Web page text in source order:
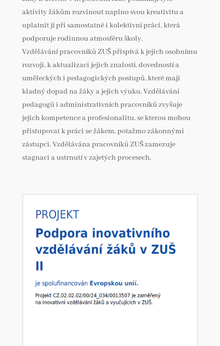
aktivity žákům rozvinout naplno svou kreativitu a
uplatnit jí při samostatné i kolektivní práci, která
podporuje rodinnou atmosféru školy.
Vzdělávání pracovníků ZUŠ přispívá k jejich osobnímu
rozvoji, k aktualizaci jejich znalostí, dovedností a
uměleckých i pedagogických postupů, které mají
kladný dopad na žáky a jejich výuku. Vzdělávání
pedagogů i administrativních pracovníků zvyšuje
jejich kompetence a profesionalitu, se kterou mohou
přistupovat k práci se žákem, potažmo zákonnými
zástupci. Vzdělávána pracovníků ZUŠ zamezuje
stagnaci a ustrnutí v zajetých procesech.